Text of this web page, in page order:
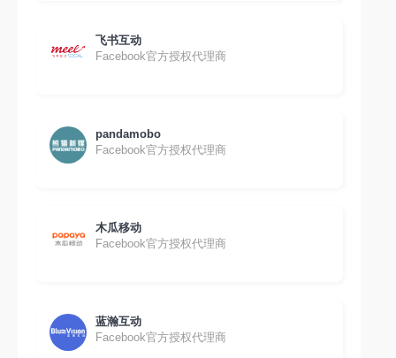
飞书互动
Facebook官方授权代理商
pandamobo
Facebook官方授权代理商
木瓜移动
Facebook官方授权代理商
蓝瀚互动
Facebook官方授权代理商